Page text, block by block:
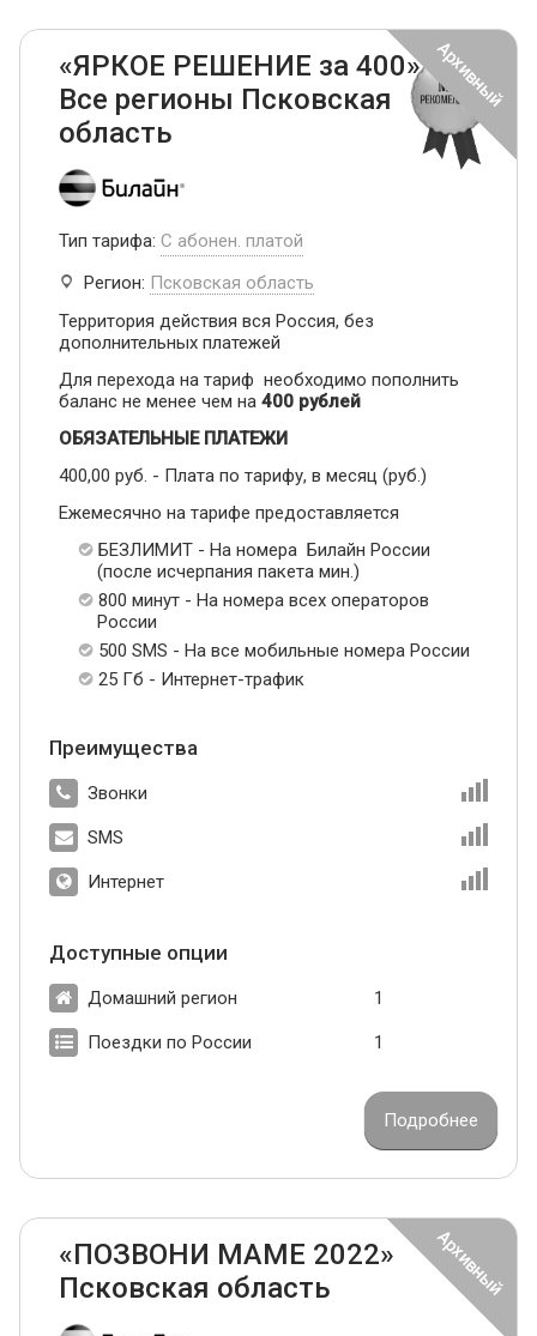
«ЯРКОЕ РЕШЕНИЕ за 400» -
Все регионы Псковская
область
Тип тарифа: С абонен. платой
Регион: Псковская область
Территория действия вся Россия, без
дополнительных платежей
Для перехода на тариф необходимо пополнить
баланс не менее чем на 400 рублей
ОБЯЗАТЕЛЬНЫЕ ПЛАТЕЖИ
400,00 руб. - Плата по тарифу, в месяц (руб.)
Ежемесячно на тарифе предоставляется
БЕЗЛИМИТ - На номера Билайн России
(после исчерпания пакета мин.)
800 минут - На номера всех операторов
России
500 SMS - На все мобильные номера России
25 Гб - Интернет-трафик
Преимущества
Звонки
SMS
Интернет
Доступные опции
Домашний регион 1
Поездки по России 1
Подробнее
«ПОЗВОНИ МАМЕ 2022»
Псковская область